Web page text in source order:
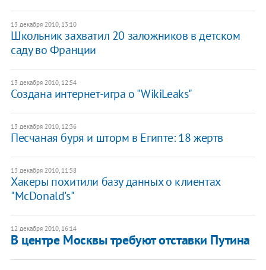
13 декабря 2010, 13:10
Школьник захватил 20 заложников в детском
саду во Франции
13 декабря 2010, 12:54
Создана интернет-игра о "WikiLeaks"
13 декабря 2010, 12:36
Песчаная буря и шторм в Египте: 18 жертв
13 декабря 2010, 11:58
Хакеры похитили базу данных о клиентах
"McDonald's"
12 декабря 2010, 16:14
В центре Москвы требуют отставки Путина